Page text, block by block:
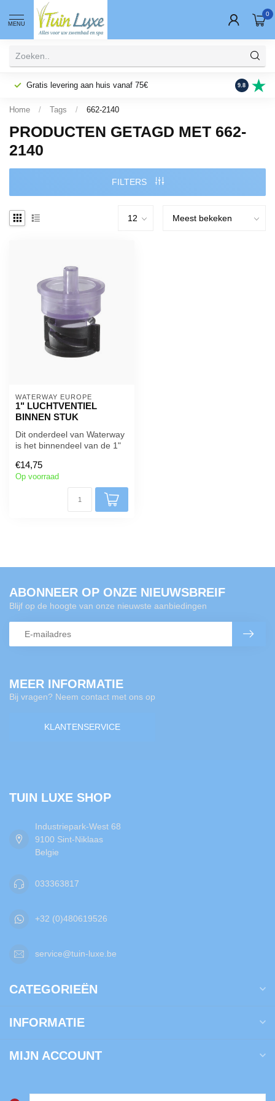
MENU
0
Gratis levering aan huis vanaf 75€ Fysieke
9.8
Home / Tags / 662-2140
PRODUCTEN GETAGD MET 662-
2140
FILTERS
WATERWAY EUROPE
1" LUCHTVENTIEL
BINNEN STUK
Dit onderdeel van Waterway
is het binnendeel van de 1"
€14,75
Op voorraad
MEER INFORMATIE
Bij vragen? Neem contact met ons op
KLANTENSERVICE
ABONNEER OP ONZE NIEUWSBREIF
Blijf op de hoogte van onze nieuwste aanbiedingen
TUIN LUXE SHOP
Industriepark-West 68
9100 Sint-Niklaas
Belgie
033363817
+32 (0)480619526
service@tuin-luxe.be
CATEGORIEËN
INFORMATIE
MIJN ACCOUNT